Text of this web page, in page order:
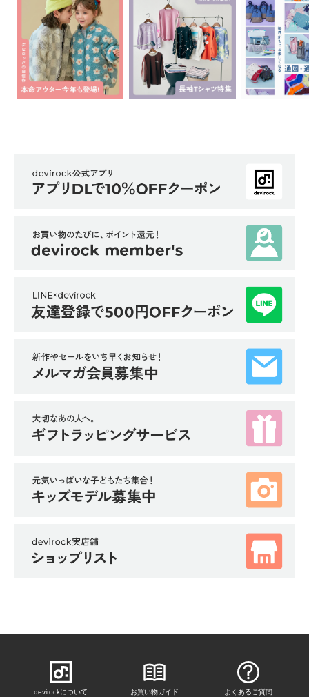
devirockについて お買い物ガイド よくあるご質問